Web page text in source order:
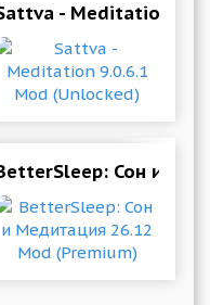
Meditation
- Meditation
Yoga Сон и